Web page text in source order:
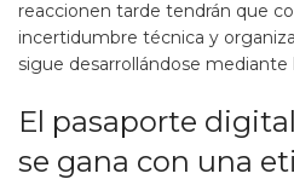
reaccionen tarde tendrán que
incertidumbre técnica y
sigue desarrollándose mediante
El pasaporte
se gana con una